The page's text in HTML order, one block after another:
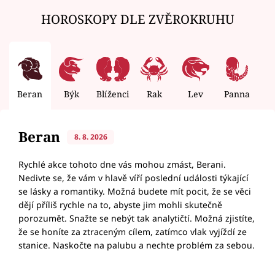
HOROSKOPY DLE ZVĚROKRUHU
Beran Býk Blíženci Rak Lev Panna
Beran 8. 8. 2026
Rychlé akce tohoto dne vás mohou zmást, Berani.
Nedivte se, že vám v hlavě víří poslední události týkající
se lásky a romantiky. Možná budete mít pocit, že se věci
dějí příliš rychle na to, abyste jim mohli skutečně
porozumět. Snažte se nebýt tak analytičtí. Možná zjistíte,
že se honíte za ztraceným cílem, zatímco vlak vyjíždí ze
stanice. Naskočte na palubu a nechte problém za sebou.